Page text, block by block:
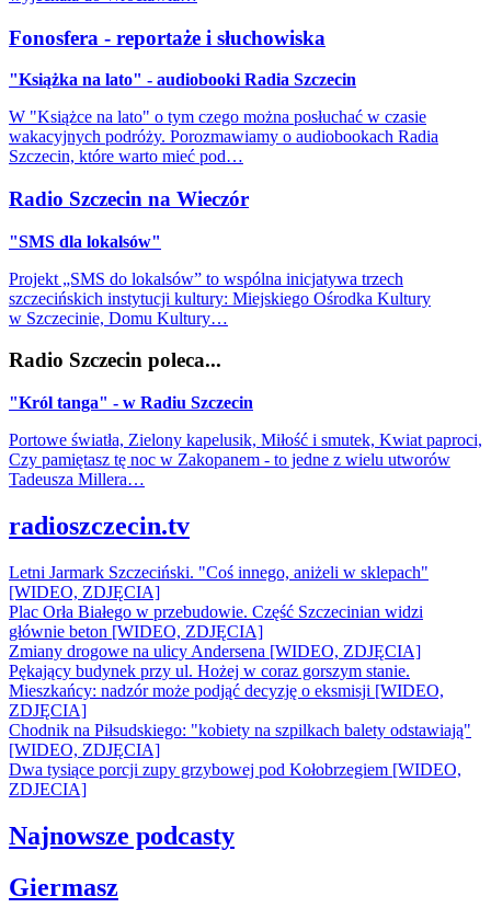
Fonosfera - reportaże i słuchowiska
"Książka na lato" - audiobooki Radia Szczecin
W "Książce na lato" o tym czego można posłuchać w czasie
wakacyjnych podróży. Porozmawiamy o audiobookach Radia
Szczecin, które warto mieć pod…
Radio Szczecin na Wieczór
"SMS dla lokalsów"
Projekt „SMS do lokalsów” to wspólna inicjatywa trzech
szczecińskich instytucji kultury: Miejskiego Ośrodka Kultury
w Szczecinie, Domu Kultury…
Radio Szczecin poleca...
"Król tanga" - w Radiu Szczecin
Portowe światła, Zielony kapelusik, Miłość i smutek, Kwiat paproci,
Czy pamiętasz tę noc w Zakopanem - to jedne z wielu utworów
Tadeusza Millera…
radioszczecin.tv
Letni Jarmark Szczeciński. "Coś innego, aniżeli w sklepach"
[WIDEO, ZDJĘCIA]
Plac Orła Białego w przebudowie. Część Szczecinian widzi
głównie beton [WIDEO, ZDJĘCIA]
Zmiany drogowe na ulicy Andersena [WIDEO, ZDJĘCIA]
Pękający budynek przy ul. Hożej w coraz gorszym stanie.
Mieszkańcy: nadzór może podjąć decyzję o eksmisji [WIDEO,
ZDJĘCIA]
Chodnik na Piłsudskiego: "kobiety na szpilkach balety odstawiają"
[WIDEO, ZDJĘCIA]
Dwa tysiące porcji zupy grzybowej pod Kołobrzegiem [WIDEO,
ZDJECIA]
Najnowsze podcasty
Giermasz